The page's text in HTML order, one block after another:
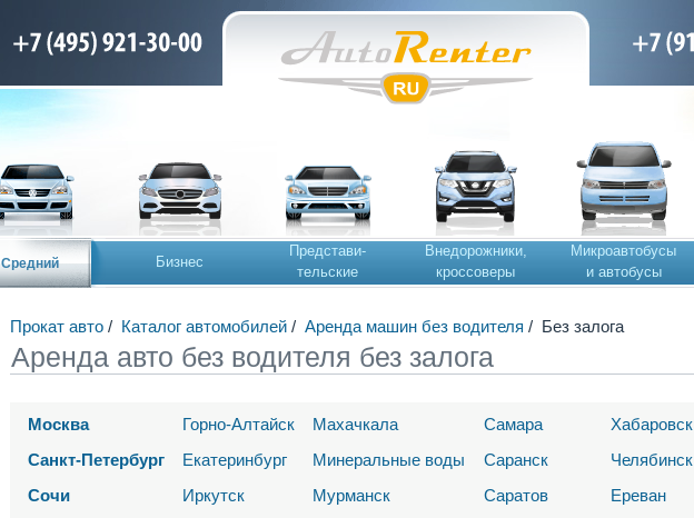
Средний Бизнес
Представи-
тельские
Внедорожники,
кроссоверы
Микроавтобусы
и автобусы
Прокат авто/ Каталог автомобилей/ Аренда машин без водителя / Без залога
Аренда авто без водителя без залога
Москва Горно-Алтайск Махачкала Самара
Хабаровск
Санкт-Петербург
Екатеринбург Минеральные воды Саранск
Челябинск
Сочи
Иркутск Мурманск Саратов
Ереван